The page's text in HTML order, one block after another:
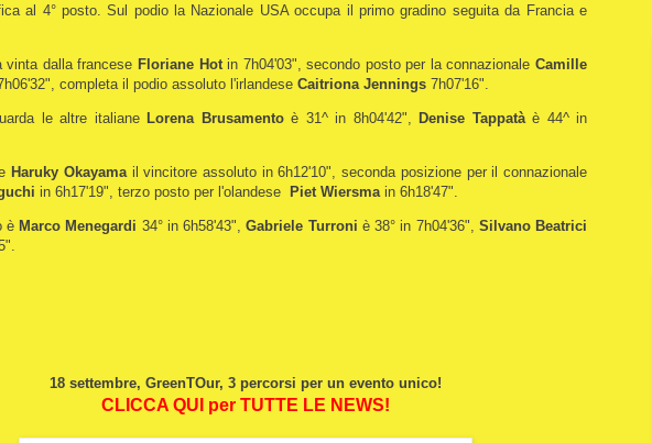
al 4° posto. Sul podio la Nazionale USA occupa il primo gradino seguita da Francia e
vinta dalla francese Floriane Hotin 7h04'03", secondo posto per la connazionale Camille
completa il podio assoluto l'irlandese Caitriona Jennings 7h07'16".
le altre italiane Lorena Brusamento è 31^ in 8h04'42", Denise Tappatàè 44^ in
Haruky Okayama il vincitore assoluto in 6h12'10", seconda posizione per il connazionale
in 6h17'19", terzo posto per l'olandese Piet Wiersmain 6h18'47".
è Marco Menegardi 34° in 6h58'43",Gabriele Turroni è 38° in 7h04'36", Silvano Beatrici
18 settembre, GreenTOur, 3 percorsi per un evento unico!
CLICCA QUI per TUTTE LE NEWS!